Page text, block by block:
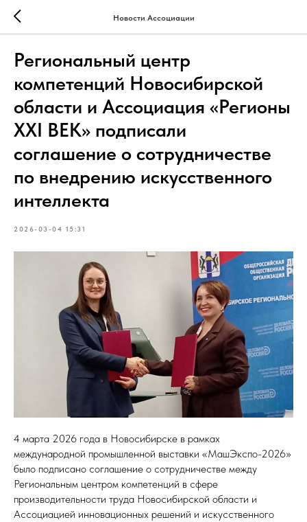
Новости Ассоциации
Региональный центр
компетенций Новосибирской
области и Ассоциация «Регионы
XXI ВЕК» подписали
соглашение о сотрудничестве
по внедрению искусственного
интеллекта
2026-03-04 15:31
4 марта 2026 года в Новосибирске в рамках
международной промышленной выставки «МашЭкспо-2026»
было подписано соглашение о сотрудничестве между
Региональным центром компетенций в сфере
производительности труда Новосибирской области и
Ассоциацией инновационных решений и искусственного